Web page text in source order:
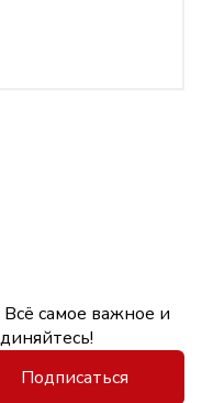
самое важное и
Подписаться